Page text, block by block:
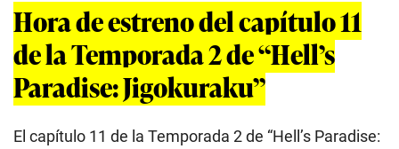
Hora de estreno del capítulo 11
de la Temporada 2 de “Hell’s
Paradise: Jigokuraku”
El capítulo 11 de la Temporada 2 de “Hell’s Paradise: